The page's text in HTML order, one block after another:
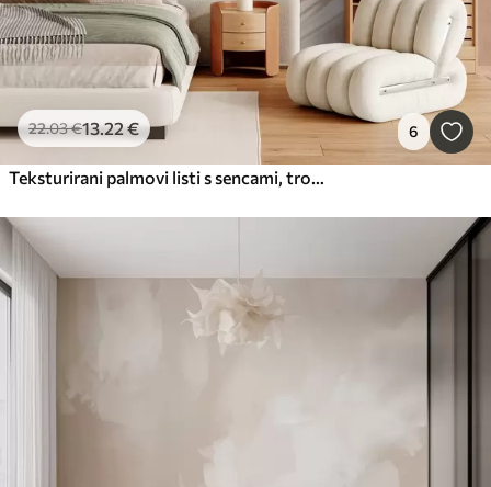
22.03€13.22€ 6
Teksturirani palmovi listi s sencami, tropsko vzdušje, minimalizem